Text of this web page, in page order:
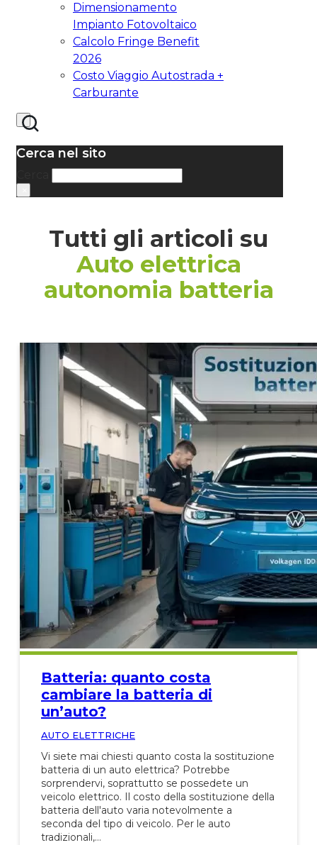
Dimensionamento
Impianto Fotovoltaico
Calcolo Fringe Benefit
2026
Costo Viaggio Autostrada +
Carburante
Cerca nel sito
Tutti gli articoli su
Auto elettrica
autonomia batteria
Batteria: quanto costa
cambiare la batteria di
un’auto?
AUTO ELETTRICHE
Vi siete mai chiesti quanto costa la sostituzione
batteria di un auto elettrica? Potrebbe
sorprendervi, soprattutto se possedete un
veicolo elettrico. Il costo della sostituzione della
batteria dell'auto varia notevolmente a
seconda del tipo di veicolo. Per le auto
tradizionali,…